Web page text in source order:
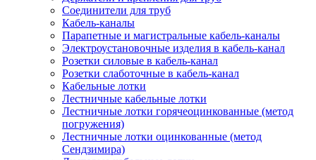
Соединители для труб
Кабель-каналы
Парапетные и магистральные кабель-каналы
Электроустановочные изделия в кабель-канал
Розетки силовые в кабель-канал
Розетки слаботочные в кабель-канал
Кабельные лотки
Лестничные кабельные лотки
Лестничные лотки горячеоцинкованные (метод
погружения)
Лестничные лотки оцинкованные (метод
Сендзимира)